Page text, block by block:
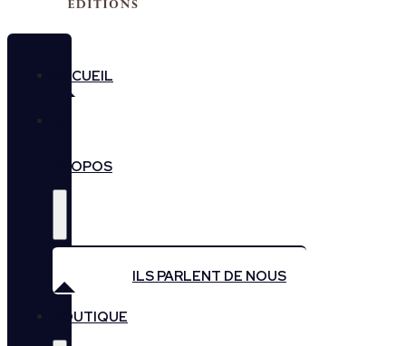
ACCUEIL
PROPOS
ILS PARLENT DE NOUS
BOUTIQUE